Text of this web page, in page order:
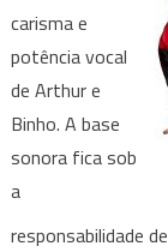
carisma e
potência vocal
de Arthur e
Binho. A base
sonora fica sob
a
responsabilidade